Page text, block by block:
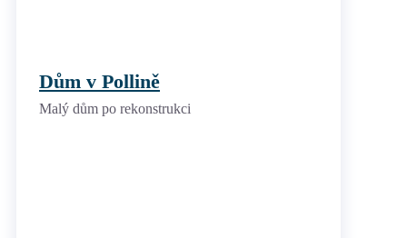
Dům v Pollině
Malý dům po rekonstrukci